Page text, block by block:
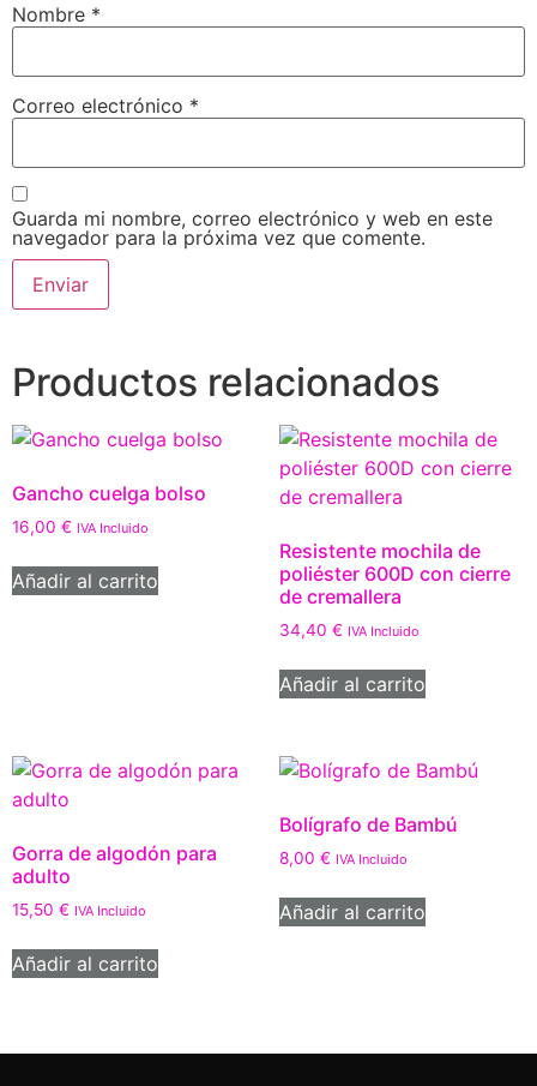
Nombre *
Correo electrónico *
Guarda mi nombre, correo electrónico y web en este
navegador para la próxima vez que comente.
Productos relacionados
Gancho cuelga bolso
16,00 € IVA Incluido
Añadir al carrito
Resistente mochila de
poliéster 600D con cierre
de cremallera
34,40 € IVA Incluido
Añadir al carrito
Gorra de algodón para
adulto
15,50 € IVA Incluido
Añadir al carrito
Bolígrafo de Bambú
8,00 € IVA Incluido
Añadir al carrito